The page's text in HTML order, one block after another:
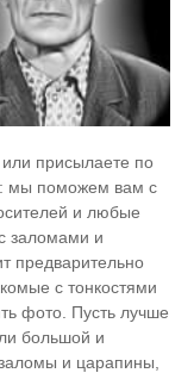
присылаете по
мы поможем вам с
и любые
заломами и
предварительно
с тонкостями
фото. Пусть лучше
большой и
и царапины,